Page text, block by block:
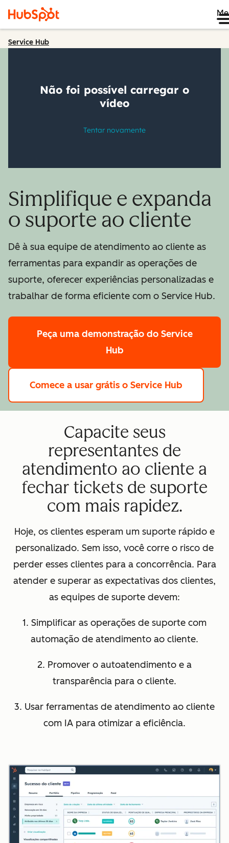
Service Hub
Simplifique e expanda
o suporte ao cliente
Dê à sua equipe de atendimento ao cliente as
ferramentas para expandir as operações de
suporte, oferecer experiências personalizadas e
trabalhar de forma eficiente com o Service Hub.
Peça uma demonstração do Service
Hub
Comece a usar grátis o Service Hub
Capacite seus
representantes de
atendimento ao cliente a
fechar tickets de suporte
com mais rapidez.
Hoje, os clientes esperam um suporte rápido e
personalizado. Sem isso, você corre o risco de
perder esses clientes para a concorrência. Para
atender e superar as expectativas dos clientes,
as equipes de suporte devem:
1. Simplificar as operações de suporte com
automação de atendimento ao cliente.
2. Promover o autoatendimento e a
transparência para o cliente.
3. Usar ferramentas de atendimento ao cliente
com IA para otimizar a eficiência.